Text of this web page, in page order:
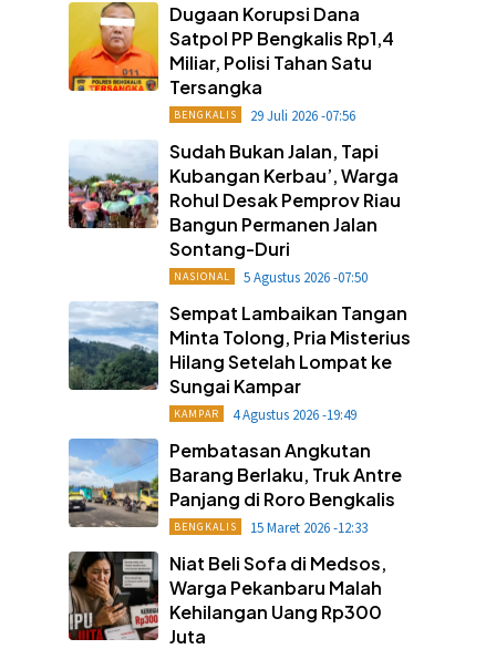
Dugaan Korupsi Dana
Satpol PP Bengkalis Rp1,4
Miliar, Polisi Tahan Satu
Tersangka
BENGKALIS 29 Juli 2026 -07:56
Sudah Bukan Jalan, Tapi
Kubangan Kerbau’, Warga
Rohul Desak Pemprov Riau
Bangun Permanen Jalan
Sontang-Duri
NASIONAL 5 Agustus 2026 -07:50
Sempat Lambaikan Tangan
Minta Tolong, Pria Misterius
Hilang Setelah Lompat ke
Sungai Kampar
KAMPAR 4 Agustus 2026 -19:49
Pembatasan Angkutan
Barang Berlaku, Truk Antre
Panjang di Roro Bengkalis
BENGKALIS 15 Maret 2026 -12:33
Niat Beli Sofa di Medsos,
Warga Pekanbaru Malah
Kehilangan Uang Rp300
Juta